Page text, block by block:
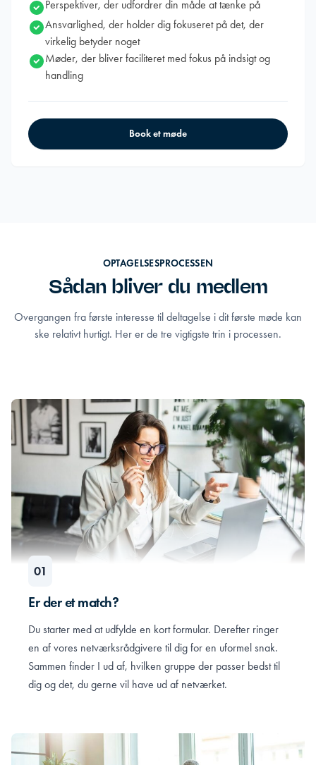
Perspektiver, der udfordrer din måde at tænke på
Ansvarlighed, der holder dig fokuseret på det, der
virkelig betyder noget
Møder, der bliver faciliteret med fokus på indsigt og
handling
Book et møde
OPTAGELSESPROCESSEN
Sådan bliver du medlem
Overgangen fra første interesse til deltagelse i dit første møde kan
ske relativt hurtigt. Her er de tre vigtigste trin i processen.
Er der et match?
Du starter med at udfylde en kort formular. Derefter ringer
en af vores netværksrådgivere til dig for en uformel snak.
Sammen finder I ud af, hvilken gruppe der passer bedst til
dig og det, du gerne vil have ud af netværket.